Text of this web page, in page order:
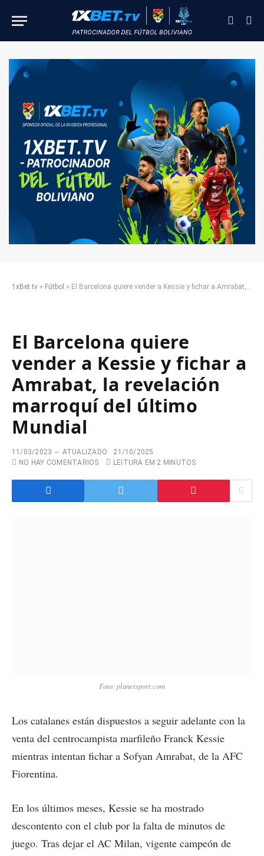
1xBet.tv » Fútbol » El Barcelona quiere vender a Kessie y fichar a Amrabat, la revelación marroquí del último Mundial
El Barcelona quiere
vender a Kessie y fichar a
Amrabat, la revelación
marroquí del último
Mundial
11/03/2023 ATUALIZADO:
21/10/2025
NO HAY COMENTARIOS
LEITURA EM 2 MINUTOS
Foto: planetsport.com
Los catalanes están dispuestos a seguir adelante con la
venta del centrocampista marfileño Franck Kessie
mientras intentan fichar a Sofyan Amrabat, de la AFC
Fiorentina.
En los últimos meses, Kessie se ha mostrado
descontento con el club por la falta de minutos de
juego. Tras dejar el AC Milan, vigente campeón de